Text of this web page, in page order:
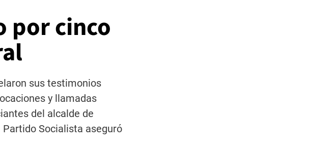
por cinco
sus testimonios
y llamadas
del alcalde de
Partido Socialista aseguró